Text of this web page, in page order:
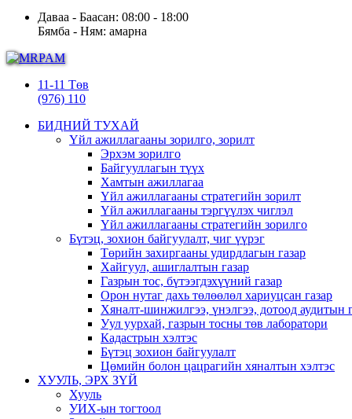
Даваа - Баасан: 08:00 - 18:00
Бямба - Ням: амарна
11-11 Төв
(976) 110
БИДНИЙ ТУХАЙ
Үйл ажиллагааны зорилго, зорилт
Эрхэм зорилго
Байгууллагын түүх
Хамтын ажиллагаа
Үйл ажиллагааны стратегийн зорилт
Үйл ажиллагааны тэргүүлэх чиглэл
Үйл ажиллагааны стратегийн зорилго
Бүтэц, зохион байгуулалт, чиг үүрэг
Төрийн захиргааны удирдлагын газар
Хайгуул, ашиглалтын газар
Газрын тос, бүтээгдэхүүний газар
Орон нутаг дахь төлөөлөл хариуцсан газар
Хяналт-шинжилгээ, үнэлгээ, дотоод аудитын
Уул уурхай, газрын тосны төв лаборатори
Кадастрын хэлтэс
Бүтэц зохион байгуулалт
Цөмийн болон цацрагийн хяналтын хэлтэс
ХУУЛЬ, ЭРХ ЗҮЙ
Хууль
УИХ-ын тогтоол